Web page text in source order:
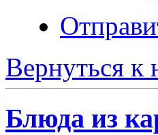
Вернуться к
Блюда из